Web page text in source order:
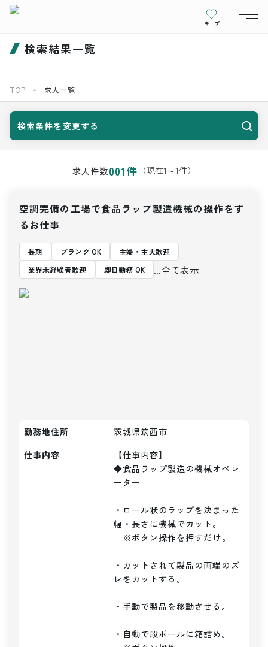
キープ
検索結果一覧
TOP 求人一覧
検索条件を変更する
求人件数001件 （現在1 ～1件）
空調完備の工場で食品ラップ製造機械の操作をす
るお仕事
長期 ブランク OK
主婦・主夫歓迎
業界未経験者歓迎
即日勤務 OK ...全て表示
勤務地住所
茨城県筑西市
仕事内容
【仕事内容】
◆食品ラップ製造の機械オペレ
ーター
・ロール状のラップを決まった
幅・長さに機械でカット。
・カットされて製品の両端のズ
レをカットする。
・手動で製品を移動させる。
・自動で段ボールに箱詰め。